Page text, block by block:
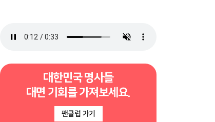
대한민국 명사들
대면 기회를 가져보세요.
팬클럽 가기